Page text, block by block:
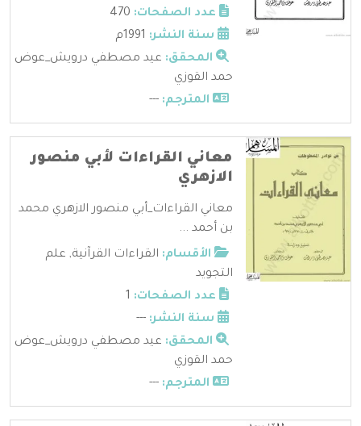
عدد الصفحات:
سنة النشر:
المحقق: عيد مصطفي درويش_عوض
حمد القوزي
المترجم: ---
معاني القراءات لأبي منصور
الازهري
معاني القراءات_أبي منصور الازهري محمد
بن أحمد ...
الأقسام: القراءات القرآنية, علم
التجويد
عدد الصفحات:
سنة النشر: ---
المحقق: عيد مصطفي درويش_عوض
حمد القوزي
المترجم: ---